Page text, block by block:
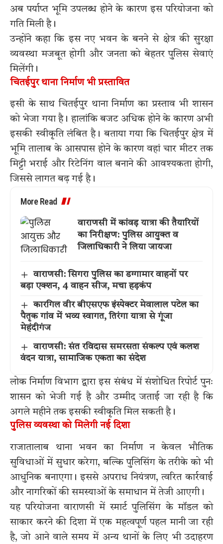
अब पर्याप्त भूमि उपलब्ध होने के कारण इस परियोजना को
गति मिली है।
उन्होंने कहा कि इस नए भवन के बनने से क्षेत्र की सुरक्षा
व्यवस्था मजबूत होगी और जनता को बेहतर पुलिस सेवाएं
मिलेंगी।
चितईपुर थाना निर्माण भी प्रस्तावित
इसी के साथ चितईपुर थाना निर्माण का प्रस्ताव भी शासन
को भेजा गया है। हालांकि बजट अधिक होने के कारण अभी
इसकी स्वीकृति लंबित है। बताया गया कि चितईपुर क्षेत्र में
भूमि तालाब के आसपास होने के कारण वहां चार मीटर तक
मिट्टी भराई और रिटेनिंग वाल बनाने की आवश्यकता होगी,
जिससे लागत बढ़ गई है।
More Read
वाराणसी में कांवड़ यात्रा की तैयारियों
का निरीक्षण: पुलिस आयुक्त व
जिलाधिकारी ने लिया जायजा
वाराणसी: सिगरा पुलिस का डग्गामार वाहनों पर
बड़ा एक्शन, 4 वाहन सीज, मचा हड़कंप
कारगिल वीर बीएसएफ इंस्पेक्टर मेवालाल पटेल का
पैतृक गांव में भव्य स्वागत, तिरंगा यात्रा से गूंजा
मेहंदीगंज
वाराणसी: संत रविदास समरसता संकल्प एवं कलश
वंदन यात्रा, सामाजिक एकता का संदेश
लोक निर्माण विभाग द्वारा इस संबंध में संशोधित रिपोर्ट पुनः
शासन को भेजी गई है और उम्मीद जताई जा रही है कि
अगले महीने तक इसकी स्वीकृति मिल सकती है।
पुलिस व्यवस्था को मिलेगी नई दिशा
राजातालाब थाना भवन का निर्माण न केवल भौतिक
सुविधाओं में सुधार करेगा, बल्कि पुलिसिंग के तरीके को भी
आधुनिक बनाएगा। इससे अपराध नियंत्रण, त्वरित कार्रवाई
और नागरिकों की समस्याओं के समाधान में तेजी आएगी।
यह परियोजना वाराणसी में स्मार्ट पुलिसिंग के मॉडल को
साकार करने की दिशा में एक महत्वपूर्ण पहल मानी जा रही
है, जो आने वाले समय में अन्य थानों के लिए भी उदाहरण